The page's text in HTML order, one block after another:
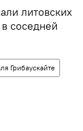
литовских
соседней
Грибаускайте